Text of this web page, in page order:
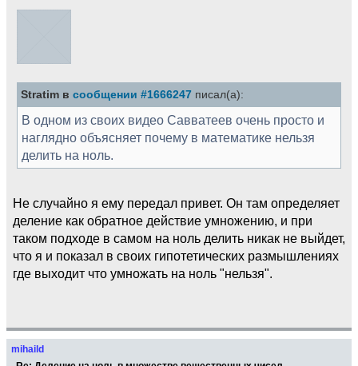
Stratim в сообщении #1666247 писал(а):
В одном из своих видео Савватеев очень просто и
наглядно объясняет почему в математике нельзя
делить на ноль.
Не случайно я ему передал привет. Он там определяет
деление как обратное действие умножению, и при
таком подходе в самом на ноль делить никак не выйдет,
что я и показал в своих гипотетических размышлениях
где выходит что умножать на ноль "нельзя".
mihaild